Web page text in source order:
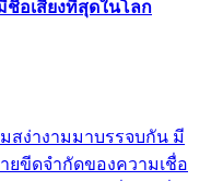
อเสียงที่สุดในโลก
สง่างามมาบรรจบกัน มี
ยขีดจำกัดของความเชื่อ